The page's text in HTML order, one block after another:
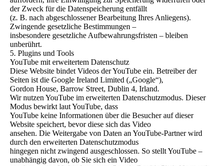
der Zweck für die Datenspeicherung entfällt
(z. B. nach abgeschlossener Bearbeitung Ihres Anliegens).
Zwingende gesetzliche Bestimmungen –
insbesondere gesetzliche Aufbewahrungsfristen – bleiben
unberührt.
5. Plugins und Tools
YouTube mit erweitertem Datenschutz
Diese Website bindet Videos der YouTube ein. Betreiber der
Seiten ist die Google Ireland Limited („Google“),
Gordon House, Barrow Street, Dublin 4, Irland.
Wir nutzen YouTube im erweiterten Datenschutzmodus. Dieser
Modus bewirkt laut YouTube, dass
YouTube keine Informationen über die Besucher auf dieser
Website speichert, bevor diese sich das Video
ansehen. Die Weitergabe von Daten an YouTube-Partner wird
durch den erweiterten Datenschutzmodus
hingegen nicht zwingend ausgeschlossen. So stellt YouTube –
unabhängig davon, ob Sie sich ein Video